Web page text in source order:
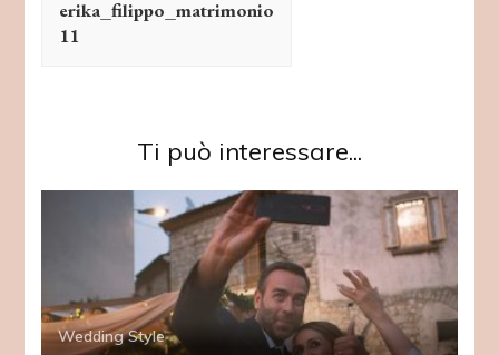
erika_filippo_matrimonio
11
Ti può interessare...
Wedding Style